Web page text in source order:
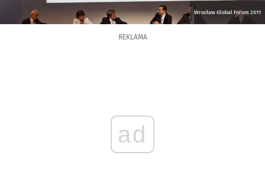
Wrocław Global Forum 2011
REKLAMA
ad